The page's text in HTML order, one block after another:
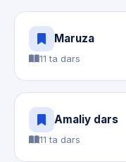
Maruza
11 ta dars
Amaliy dars
11 ta dars